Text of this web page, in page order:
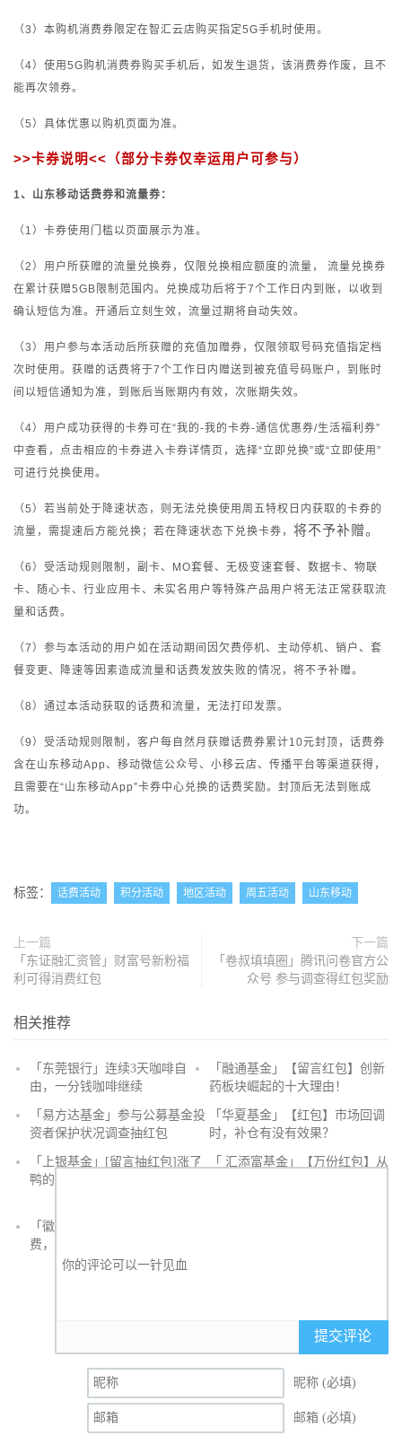
（3）本购机消费券限定在智汇云店购买指定5G手机时使用。
（4）使用5G购机消费券购买手机后，如发生退货，该消费券作废，且不
能再次领券。
（5）具体优惠以购机页面为准。
>>卡券说明<< （部分卡券仅幸运用户可参与）
1、山东移动话费券和流量券：
（ 1 ）卡券使用门槛以页面展示为准。
（2）用户所获赠的流量兑换券，仅限兑换相应额度的流量， 流量兑换券
在累计获赠5GB限制范围内。兑换成功后将于7个工作日内到账，以收到
确认短信为准。开通后立刻生效，流量过期将自动失效。
（3）用户参与本活动后所获赠的充值加赠券，仅限领取号码充值指定档
次时使用。获赠的话费将于7个工作日内赠送到被充值号码账户，到账时
间以短信通知为准，到账后当账期内有效，次账期失效。
（4）用户成功获得的卡券可在“我的-我的卡券-通信优惠券/生活福利券”
中查看，点击相应的卡券进入卡券详情页，选择“立即兑换”或“立即使用”
可进行兑换使用。
（5）若当前处于降速状态，则无法兑换使用周五特权日内获取的卡券的
流量，需提速后方能兑换；若在降速状态下兑换卡券， 将不予补赠。
（6）受活动规则限制，副卡、MO套餐、无极变速套餐、数据卡、物联
卡、随心卡、行业应用卡、未实名用户等特殊产品用户将无法正常获取流
量和话费。
（7）参与本活动的用户如在活动期间因欠费停机、主动停机、销户、套
餐变更、降速等因素造成流量和话费发放失败的情况，将不予补赠。
（8）通过本活动获取的话费和流量，无法打印发票。
（9）受活动规则限制，客户每自然月获赠话费券累计10元封顶，话费券
含在山东移动App、移动微信公众号、小移云店、传播平台等渠道获得，
且需要在“山东移动App”卡券中心兑换的话费奖励。封顶后无法到账成
功。
标签： 话费活动 积分活动 地区活动 周五活动 山东移动
上一篇
「东证融汇资管」财富号新粉福
利可得消费红包
下一篇
「卷叔填填圈」腾讯问卷官方公
众号 参与调查得红包奖励
相关推荐
「东莞银行」连续3天咖啡自
由，一分钱咖啡继续
「融通基金」【留言红包】创新
药板块崛起的十大理由！
「易方达基金」参与公募基金投
资者保护状况调查抽红包
「华夏基金」【红包】市场回调
时，补仓有没有效果？
「上银基金」[留言抽红包]​涨了
鸭的投资旅途
「 汇添富基金」【万份红包】从
「徽商银行」手机银行充值话
费，至高立减30元
提交评论
昵称 (必填)
邮箱 (必填)